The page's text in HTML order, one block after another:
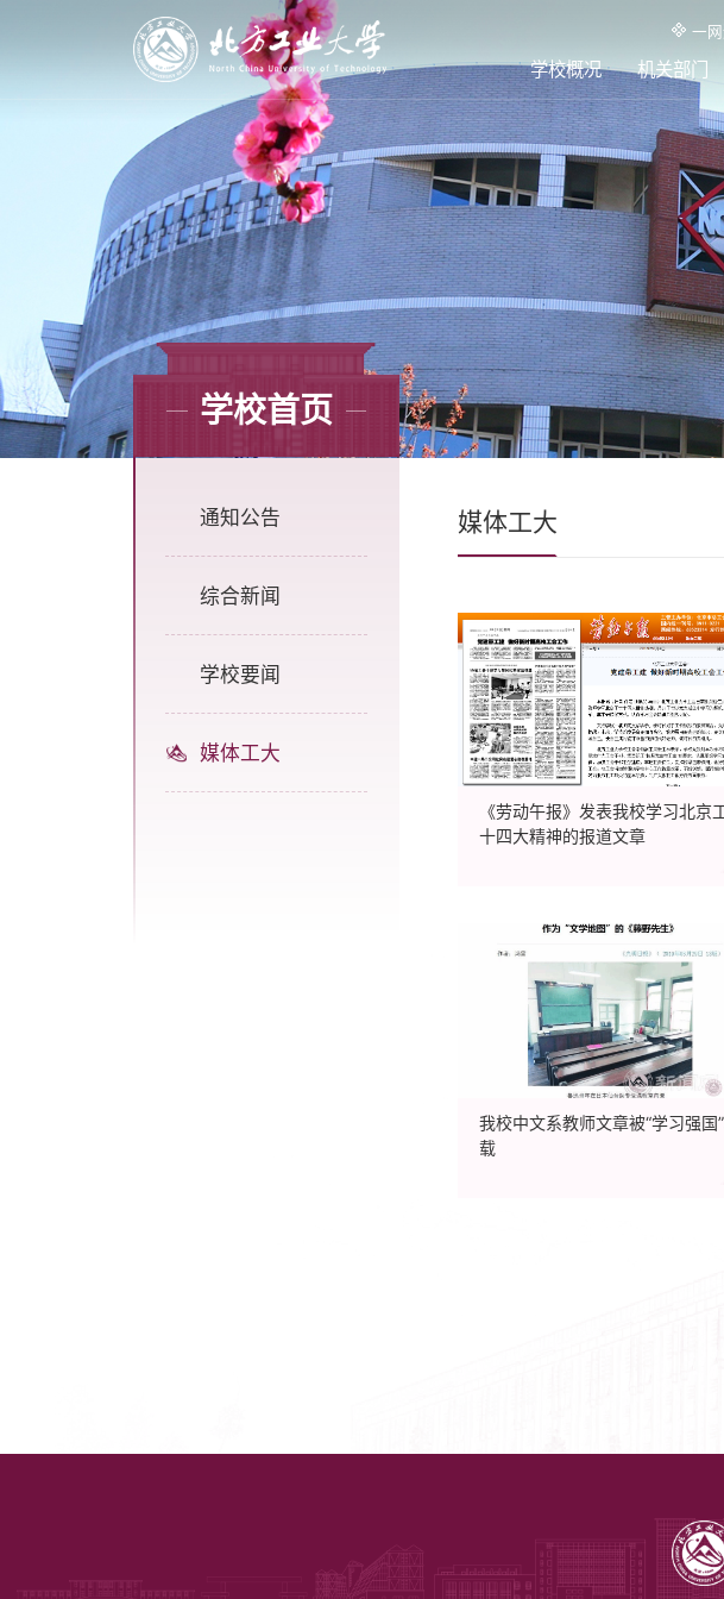
一
学校概况 机关部门
学校首页
通知公告
综合新闻
学校要闻
媒体工大
媒体工大
《劳动午报》发表我校学习北京
十四大精神的报道文章
我校中文系教师文章被“学习强国
载